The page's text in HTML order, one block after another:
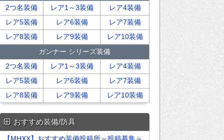
2つ名装備
レア1～3装備
レア4装備
レア5装備
レア6装備
レア7装備
レア8装備
レア9装備
レア10装備
ガンナー シリーズ装備
2つ名装備
レア1～3装備
レア4装備
レア5装備
レア6装備
レア7装備
レア8装備
レア9装備 レア10装備
おすすめ装備/防具